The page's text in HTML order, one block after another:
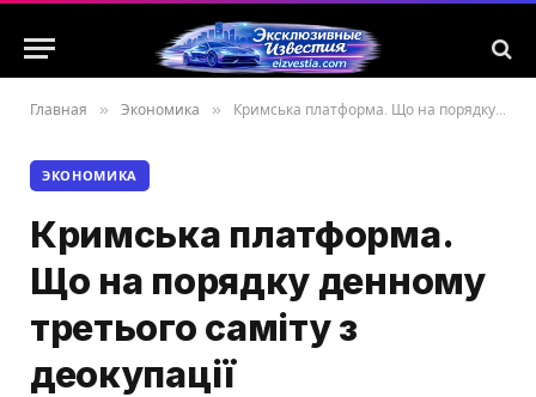
Главная » Экономика » Кримська платформа. Що на порядку денному третього саміту з деокупації
ЭКОНОМИКА
Кримська платформа.
Що на порядку денному
третього саміту з
деокупації